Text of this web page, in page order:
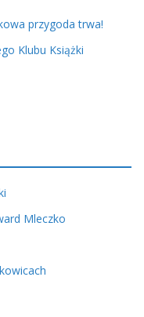
przygoda trwa!
Klubu Książki
Mleczko